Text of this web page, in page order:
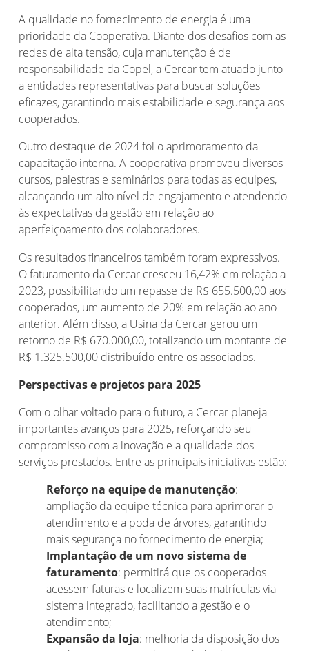
A qualidade no fornecimento de energia é uma
prioridade da Cooperativa. Diante dos desafios com as
redes de alta tensão, cuja manutenção é de
responsabilidade da Copel, a Cercar tem atuado junto
a entidades representativas para buscar soluções
eficazes, garantindo mais estabilidade e segurança aos
cooperados.
Outro destaque de 2024 foi o aprimoramento da
capacitação interna. A cooperativa promoveu diversos
cursos, palestras e seminários para todas as equipes,
alcançando um alto nível de engajamento e atendendo
às expectativas da gestão em relação ao
aperfeiçoamento dos colaboradores.
Os resultados financeiros também foram expressivos.
O faturamento da Cercar cresceu 16,42% em relação a
2023, possibilitando um repasse de R$ 655.500,00 aos
cooperados, um aumento de 20% em relação ao ano
anterior. Além disso, a Usina da Cercar gerou um
retorno de R$ 670.000,00, totalizando um montante de
R$ 1.325.500,00 distribuído entre os associados.
Perspectivas e projetos para 2025
Com o olhar voltado para o futuro, a Cercar planeja
importantes avanços para 2025, reforçando seu
compromisso com a inovação e a qualidade dos
serviços prestados. Entre as principais iniciativas estão:
Reforço na equipe de manutenção:
ampliação da equipe técnica para aprimorar o
atendimento e a poda de árvores, garantindo
mais segurança no fornecimento de energia;
Implantação de um novo sistema de
faturamento: permitirá que os cooperados
acessem faturas e localizem suas matrículas via
sistema integrado, facilitando a gestão e o
atendimento;
Expansão da loja: melhoria da disposição dos